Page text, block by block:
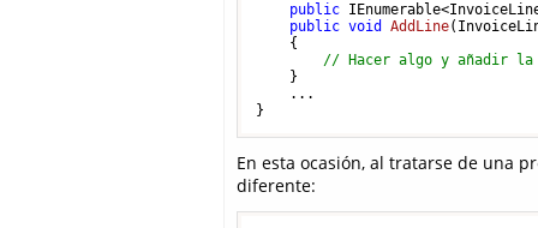
public
public void AddLine(
    {
// Hacer algo y añadir
    }
    ...
En esta ocasión, al tratarse de una
diferente: